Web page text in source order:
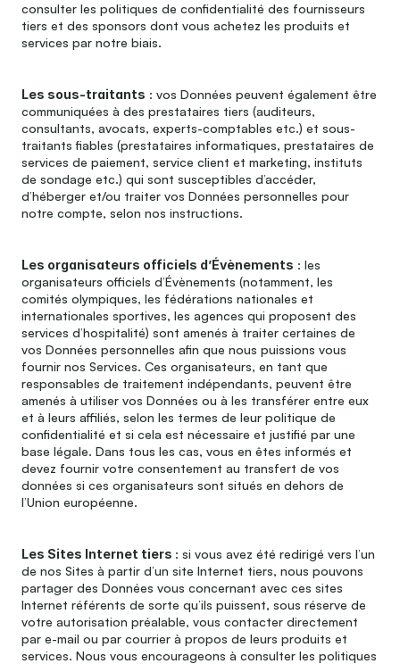
consulter les politiques de confidentialité des fournisseurs
tiers et des sponsors dont vous achetez les produits et
services par notre biais.
Les sous-traitants : vos Données peuvent également être
communiquées à des prestataires tiers (auditeurs,
consultants, avocats, experts-comptables etc.) et sous-
traitants fiables (prestataires informatiques, prestataires de
services de paiement, service client et marketing, instituts
de sondage etc.) qui sont susceptibles d’accéder,
d’héberger et/ou traiter vos Données personnelles pour
notre compte, selon nos instructions.
Les organisateurs officiels d’Évènements : les
organisateurs officiels d’Évènements (notamment, les
comités olympiques, les fédérations nationales et
internationales sportives, les agences qui proposent des
services d’hospitalité) sont amenés à traiter certaines de
vos Données personnelles afin que nous puissions vous
fournir nos Services. Ces organisateurs, en tant que
responsables de traitement indépendants, peuvent être
amenés à utiliser vos Données ou à les transférer entre eux
et à leurs affiliés, selon les termes de leur politique de
confidentialité et si cela est nécessaire et justifié par une
base légale. Dans tous les cas, vous en êtes informés et
devez fournir votre consentement au transfert de vos
données si ces organisateurs sont situés en dehors de
l’Union européenne.
Les Sites Internet tiers : si vous avez été redirigé vers l’un
de nos Sites à partir d’un site Internet tiers, nous pouvons
partager des Données vous concernant avec ces sites
Internet référents de sorte qu’ils puissent, sous réserve de
votre autorisation préalable, vous contacter directement
par e-mail ou par courrier à propos de leurs produits et
services. Nous vous encourageons à consulter les politiques